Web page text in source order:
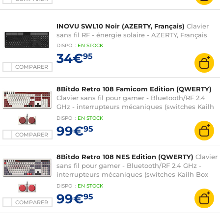
COMPARER
INOVU SWL10 Noir (AZERTY, Français) Clavier
sans fil RF - énergie solaire - AZERTY, Français
DISPO : EN STOCK
34€95
COMPARER
8Bitdo Retro 108 Famicom Edition (QWERTY)
Clavier sans fil pour gamer - Bluetooth/RF 2.4
GHz - interrupteurs mécaniques (switches Kailh
Box White v2) - Dual Super Buttons - QWERTY
DISPO : EN STOCK
99€95
COMPARER
8Bitdo Retro 108 NES Edition (QWERTY) Clavier
sans fil pour gamer - Bluetooth/RF 2.4 GHz -
interrupteurs mécaniques (switches Kailh Box
White v2) - Dual Super Buttons - QWERTY
DISPO : EN STOCK
99€95